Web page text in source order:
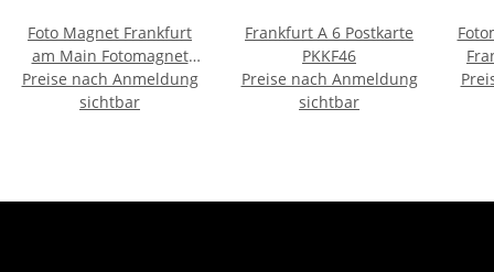
Foto Magnet Frankfurt
am Main Fotomagnet
Skyline Fluss Boot Römer
Souvenir
Preise nach Anmeldung
sichtbar
Frankfurt A 6 Postkarte
PKKF46
Preise nach Anmeldung
sichtbar